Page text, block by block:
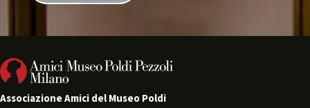
Associazione Amici del Museo Poldi